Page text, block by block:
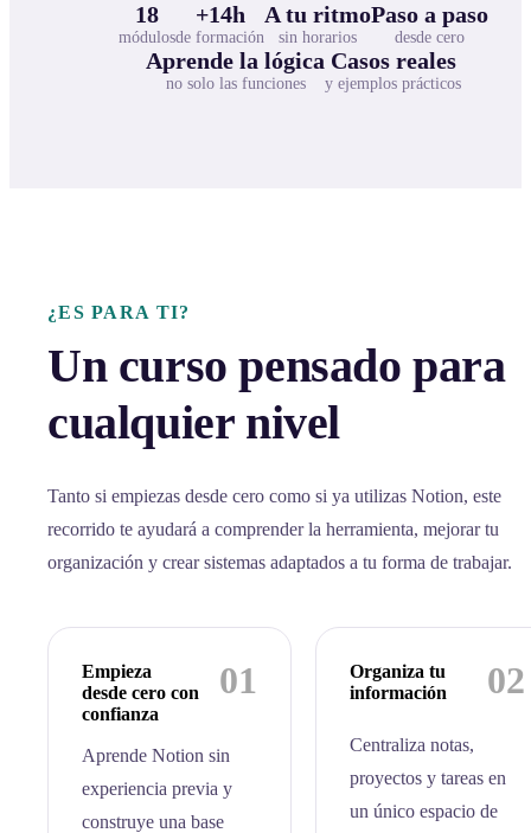
18
módulos
+14h
de formación
A tu ritmo
sin horarios
Paso a paso
desde cero
Aprende la lógica
no solo las funciones
Casos reales
y ejemplos prácticos
¿ES PARA TI?
Un curso pensado para
cualquier nivel
Tanto si empiezas desde cero como si ya utilizas Notion, este
recorrido te ayudará a comprender la herramienta, mejorar tu
organización y crear sistemas adaptados a tu forma de trabajar.
01
Empieza
desde cero con
confianza
Aprende Notion sin
experiencia previa y
construye una base
02
Organiza tu
información
Centraliza notas,
proyectos y tareas en
un único espacio de